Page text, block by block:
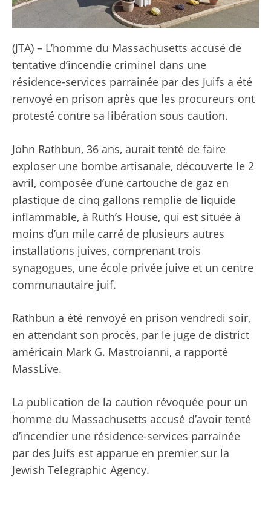
(JTA) – L’homme du Massachusetts accusé de
tentative d’incendie criminel dans une
résidence-services parrainée par des Juifs a été
renvoyé en prison après que les procureurs ont
protesté contre sa libération sous caution.
John Rathbun, 36 ans, aurait tenté de faire
exploser une bombe artisanale, découverte le 2
avril, composée d’une cartouche de gaz en
plastique de cinq gallons remplie de liquide
inflammable, à Ruth’s House, qui est située à
moins d’un mile carré de plusieurs autres
installations juives, comprenant trois
synagogues, une école privée juive et un centre
communautaire juif.
Rathbun a été renvoyé en prison vendredi soir,
en attendant son procès, par le juge de district
américain Mark G. Mastroianni, a rapporté
MassLive.
La publication de la caution révoquée pour un
homme du Massachusetts accusé d’avoir tenté
d’incendier une résidence-services parrainée
par des Juifs est apparue en premier sur la
Jewish Telegraphic Agency.